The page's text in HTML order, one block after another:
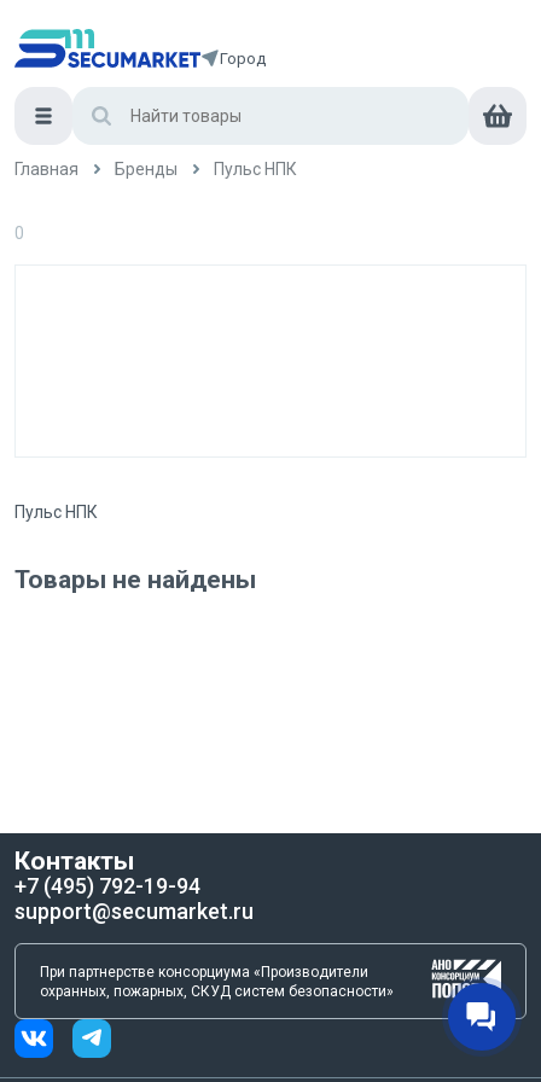
Город
Главная Бренды Пульс НПК
0
Пульс НПК
Товары не найдены
Контакты
+7 (495) 792-19-94
support@secumarket.ru
При партнерстве консорциума «Производители
охранных, пожарных, СКУД систем безопасности»